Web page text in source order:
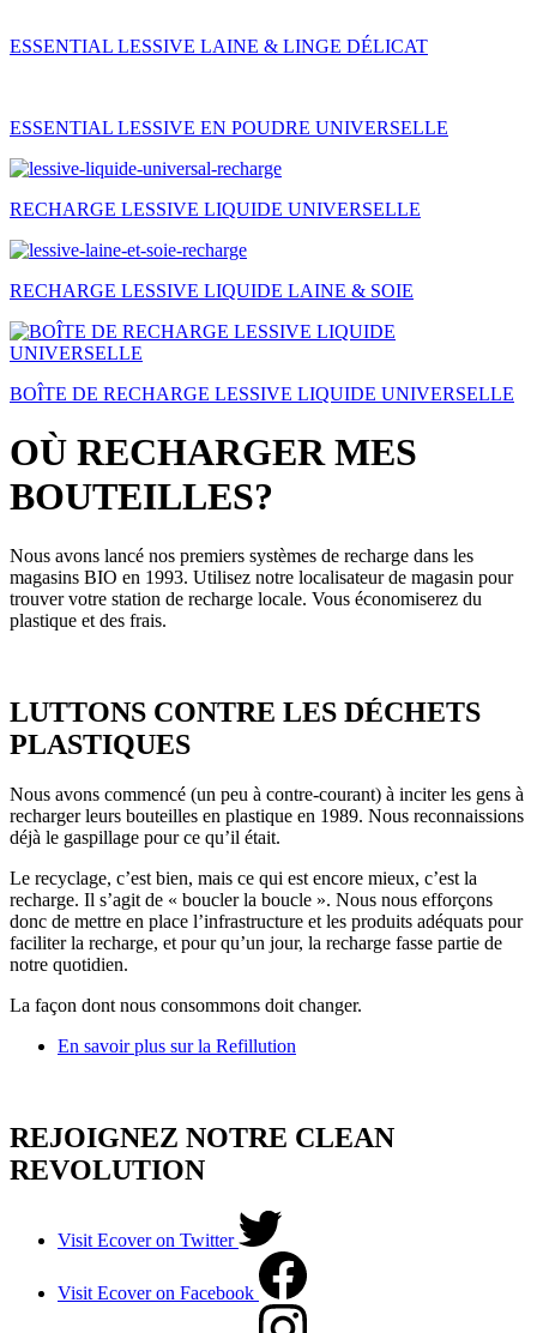
ESSENTIAL LESSIVE LAINE & LINGE DÉLICAT
ESSENTIAL LESSIVE EN POUDRE UNIVERSELLE
RECHARGE LESSIVE LIQUIDE UNIVERSELLE
RECHARGE LESSIVE LIQUIDE LAINE & SOIE
BOÎTE DE RECHARGE LESSIVE LIQUIDE UNIVERSELLE
OÙ RECHARGER MES
BOUTEILLES?
Nous avons lancé nos premiers systèmes de recharge dans les
magasins BIO en 1993. Utilisez notre localisateur de magasin pour
trouver votre station de recharge locale. Vous économiserez du
plastique et des frais.
LUTTONS CONTRE LES DÉCHETS
PLASTIQUES
Nous avons commencé (un peu à contre-courant) à inciter les gens à
recharger leurs bouteilles en plastique en 1989. Nous reconnaissions
déjà le gaspillage pour ce qu’il était.
Le recyclage, c’est bien, mais ce qui est encore mieux, c’est la
recharge. Il s’agit de « boucler la boucle ». Nous nous efforçons
donc de mettre en place l’infrastructure et les produits adéquats pour
faciliter la recharge, et pour qu’un jour, la recharge fasse partie de
notre quotidien.
La façon dont nous consommons doit changer.
En savoir plus sur la Refillution
REJOIGNEZ NOTRE CLEAN
REVOLUTION
Visit Ecover on Twitter
Visit Ecover on Facebook